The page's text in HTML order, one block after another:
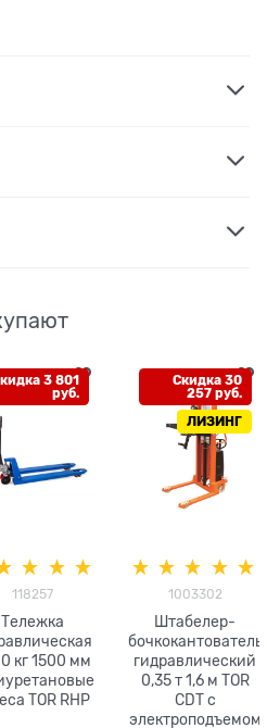
3 801
руб.
118257
Тележка
кг 1500 мм
TOR RHP
Скидка 30
257 руб.
ЛИЗИНГ
1003302
Штабелер-
бочкокантователь
гидравлический
0,35 т 1,6 м TOR
CDT с
электроподъемом